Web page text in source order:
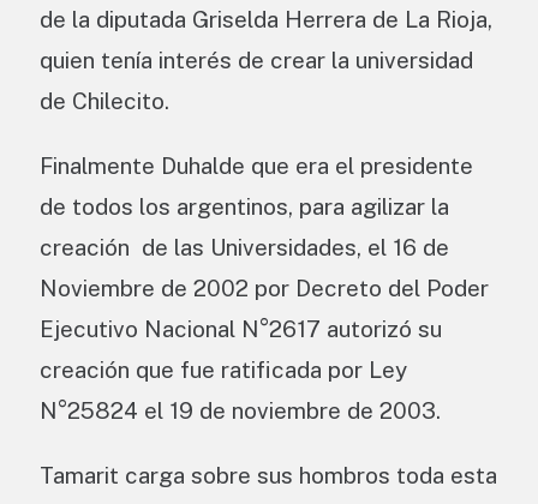
de la diputada Griselda Herrera de La Rioja,
quien tenía interés de crear la universidad
de Chilecito.
Finalmente Duhalde que era el presidente
de todos los argentinos, para agilizar la
creación de las Universidades, el 16 de
Noviembre de 2002 por Decreto del Poder
Ejecutivo Nacional N°2617 autorizó su
creación que fue ratificada por Ley
N°25824 el 19 de noviembre de 2003.
Tamarit carga sobre sus hombros toda esta